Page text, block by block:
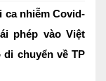
ca nhiễm Covid-
phép vào Việt
di chuyển về TP